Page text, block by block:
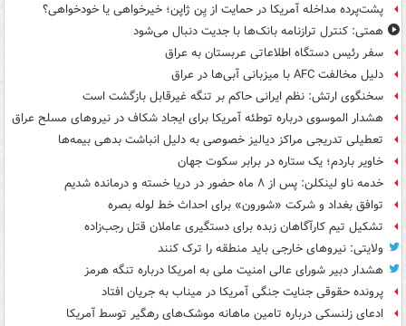
پشت‌پرده مداخله آمریکا در حمایت از یِن ژاپن؛ خیرخواهی یا خودخواهی؟
همتی: کنترل ترازنامه بانک‌ها با جدیت دنبال می‌شود
سفر رئیس دستگاه اطلاعاتی عربستان به عراق
دلیل مخالفت AFC با میزبانی آبی‌ها در عراق
سخنگوی ارتش: نظم ایرانی حاکم بر تنگه غیرقابل بازگشت است
هشدار الموسوی درباره توطئه آمریکا برای ایجاد شکاف در نیروهای مسلح عراق
تعطیلی تدریجی مراکز دیالیز خصوصی به دلیل انباشت بدهی بیمه‌ها
خاویر باردم؛ یک ستاره در برابر سکوت جهان
خدمه ناو لینکلن: پس از ۸ ماه حضور در دریا خسته و درمانده‌ شدیم
توافق بغداد و شرکت «شورون» برای احداث خط لوله بصره
تشکیل تیم کارآگاهان زبده برای دستگیری عاملان قتل رجب‌زاده
ولایتی: نیروهای خارجی باید منطقه را ترک کنند
هشدار دبیر شورای عالی امنیت ملی به امریکا درباره تنگه هرمز
پرونده حقوقی جنایت جنگی آمریکا در میناب به جریان افتاد
ادعای زلنسکی درباره تامین ماهانه موشک‌های رهگیر توسط آمریکا